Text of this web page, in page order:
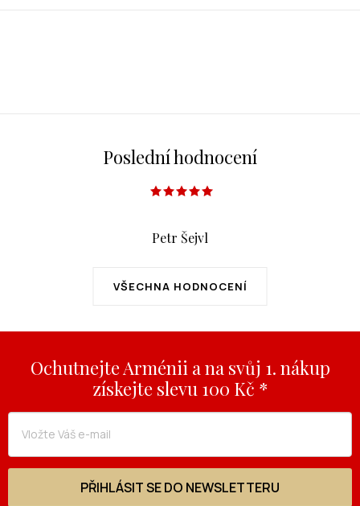
Poslední hodnocení
VŠECHNA HODNOCENÍ
Petr Šejvl
Ochutnejte Arménii a na svůj 1. nákup
získejte slevu 100 Kč *
PŘIHLÁSIT SE DO NEWSLETTERU